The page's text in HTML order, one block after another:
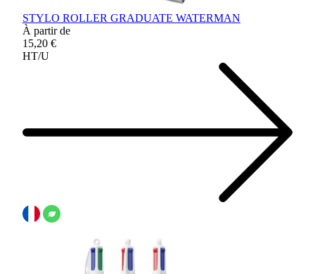
STYLO ROLLER GRADUATE WATERMAN
À partir de
15,20 €
HT/U